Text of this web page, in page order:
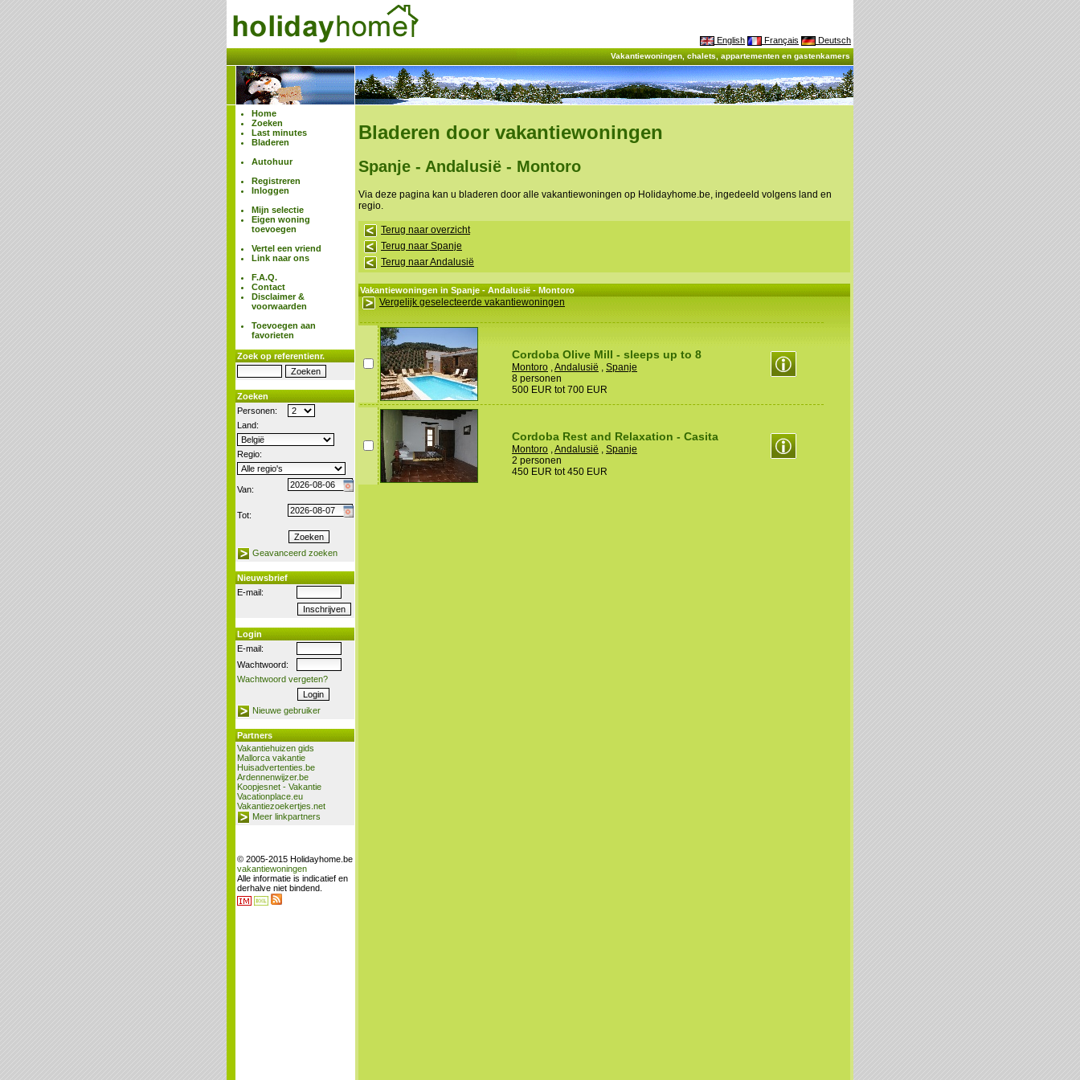
English Français Deutsch
Vakantiewoningen, chalets, appartementen en gastenkamers
Home
Zoeken
Last minutes
Bladeren
Autohuur
Registreren
Inloggen
Mijn selectie
Eigen woning
toevoegen
Vertel een vriend
Link naar ons
F.A.Q.
Contact
Disclaimer &
voorwaarden
Toevoegen aan
favorieten
Zoek op referentienr.
Zoeken
Personen:
Land:
Regio:
Van:
Tot:
Geavanceerd zoeken
Nieuwsbrief
E-mail:
Login
E-mail:
Wachtwoord:
Wachtwoord vergeten?
Nieuwe gebruiker
Partners
Vakantiehuizen gids
Mallorca vakantie
Huisadvertenties.be
Ardennenwijzer.be
Koopjesnet - Vakantie
Vacationplace.eu
Vakantiezoekertjes.net
Meer linkpartners
© 2005-2015 Holidayhome.be
vakantiewoningen
Alle informatie is indicatief en
derhalve niet bindend.
Bladeren door vakantiewoningen
Spanje - Andalusië - Montoro
Via deze pagina kan u bladeren door alle vakantiewoningen op Holidayhome.be, ingedeeld volgens land en
regio.
Terug naar overzicht
Terug naar Spanje
Terug naar Andalusië
Vakantiewoningen in Spanje - Andalusië - Montoro
Vergelijk geselecteerde vakantiewoningen
Cordoba Olive Mill - sleeps up to 8
Montoro ,Andalusië , Spanje
8 personen
500 EUR tot 700 EUR
Cordoba Rest and Relaxation - Casita
Montoro ,Andalusië , Spanje
2 personen
450 EUR tot 450 EUR